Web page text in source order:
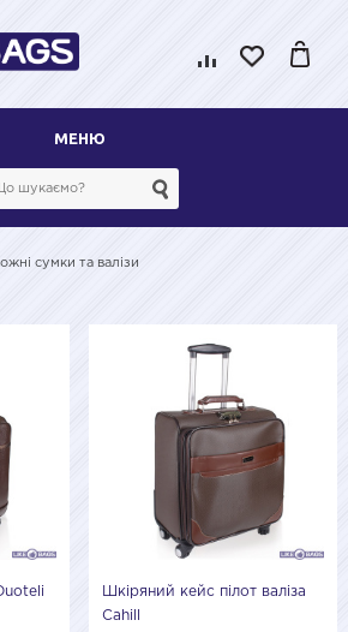
МЕНЮ
сумки та валізи
Шкіряний кейс пілот валіза
Cahill